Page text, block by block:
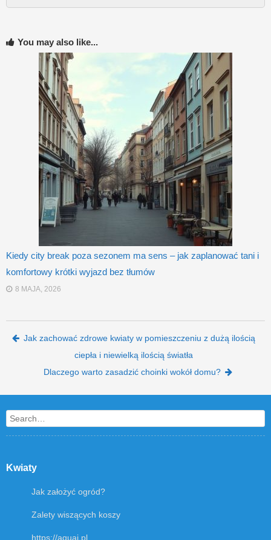
You may also like...
Kiedy city break poza sezonem ma sens – jak zaplanować tani i
komfortowy krótki wyjazd bez tłumów
8 MAJA, 2026
Post navigation
Jak zachować zdrowe kwiaty w pomieszczeniu z dużą ilością
ciepła i niewielką ilością światła
Dlaczego warto zasadzić choinki wokół domu?
Search
Kwiaty
Jak założyć ogród?
Zalety wiszących koszy
https://aquai.pl